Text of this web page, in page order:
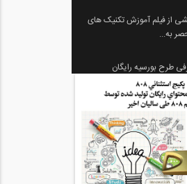
از فیلم آموزش تکنیک های
به...
طرح بورسیه رایگان
در موسسه...
تحلیل تست های ریاضی عمومی ۱